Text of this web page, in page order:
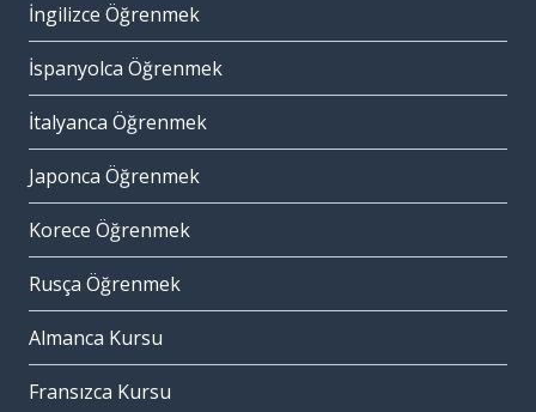
İngilizce Öğrenmek
İspanyolca Öğrenmek
İtalyanca Öğrenmek
Japonca Öğrenmek
Korece Öğrenmek
Rusça Öğrenmek
Almanca Kursu
Fransızca Kursu